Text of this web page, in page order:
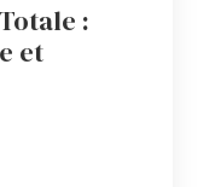
:
et